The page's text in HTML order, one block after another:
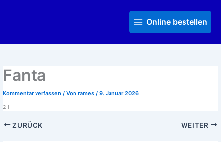
MenuOnline bestellen
Fanta
Kommentar verfassen / Von rames / 9. Januar 2026
2 l
ZURÜCK WEITER